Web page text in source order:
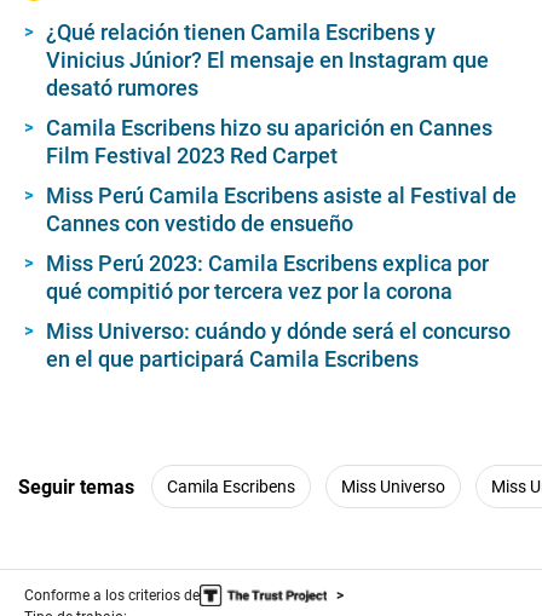
¿Qué relación tienen Camila Escribens y
Vinicius Júnior? El mensaje en Instagram que
desató rumores
Camila Escribens hizo su aparición en Cannes
Film Festival 2023 Red Carpet
Miss Perú Camila Escribens asiste al Festival de
Cannes con vestido de ensueño
Miss Perú 2023: Camila Escribens explica por
qué compitió por tercera vez por la corona
Miss Universo: cuándo y dónde será el concurso
en el que participará Camila Escribens
Seguir temas Camila Escribens Miss Universo Miss
Conforme a los criterios de